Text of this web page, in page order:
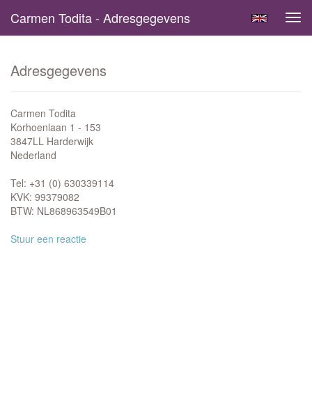
Carmen Todita - Adresgegevens
Adresgegevens
Carmen Todita
Korhoenlaan 1 - 153
3847LL Harderwijk
Nederland
Tel: +31 (0) 630339114
KVK: 99379082
BTW: NL868963549B01
Stuur een reactie